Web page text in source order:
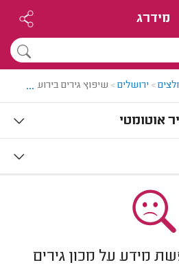
מידרג
> ירושלים> שיפוץ גירים בירושלים
...
אוטומטי
מידע על מכון גירים